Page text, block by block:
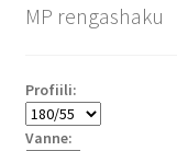
MP rengashaku
Profiili:
Vanne: